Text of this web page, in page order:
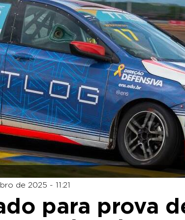
de 2025 - 11:21
para prova